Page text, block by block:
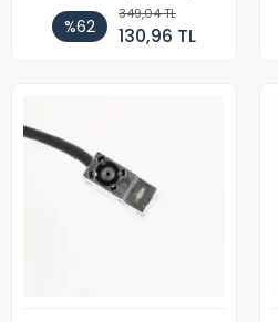
%62
349,04 TL
130,96 TL